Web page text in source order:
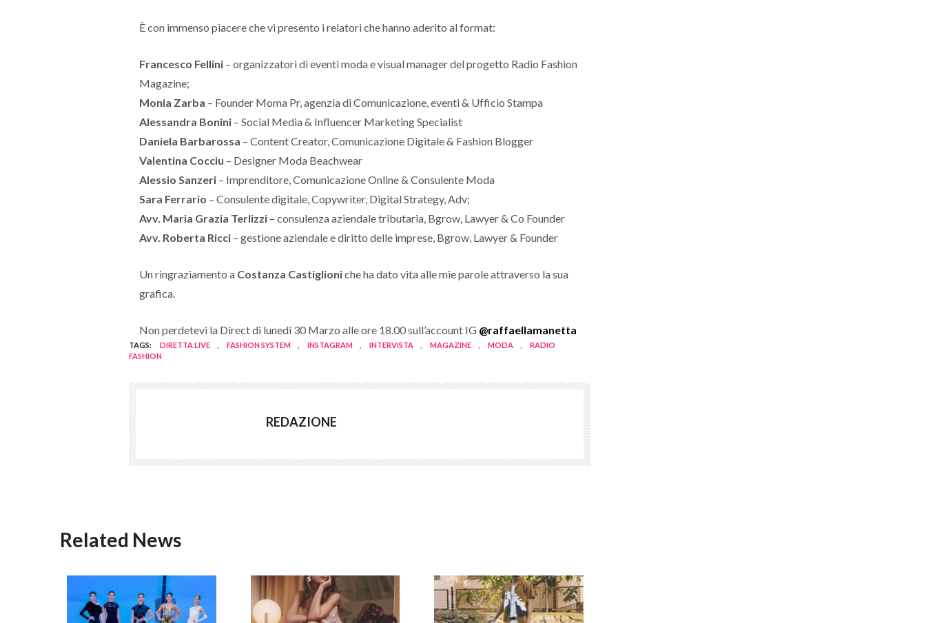
È con immenso piacere che vi presento i relatori che hanno aderito al format:
Francesco Fellini – organizzatori di eventi moda e visual manager del progetto Radio Fashion
Magazine;
Monia Zarba – Founder Moma Pr, agenzia di Comunicazione, eventi & Ufficio Stampa
Alessandra Bonini – Social Media & Influencer Marketing Specialist
Daniela Barbarossa – Content Creator, Comunicazione Digitale & Fashion Blogger
Valentina Cocciu – Designer Moda Beachwear
Alessio Sanzeri – Imprenditore, Comunicazione Online & Consulente Moda
Sara Ferrario – Consulente digitale, Copywriter, Digital Strategy, Adv;
Avv. Maria Grazia Terlizzi – consulenza aziendale tributaria, Bgrow, Lawyer & Co Founder
Avv. Roberta Ricci – gestione aziendale e diritto delle imprese, Bgrow, Lawyer & Founder
Un ringraziamento a Costanza Castiglioniche ha dato vita alle mie parole attraverso la sua
grafica.
Non perdetevi la Direct di lunedì 30 Marzo alle ore 18.00 sull’account IG @raffaellamanetta
TAGS: DIRETTA LIVE FASHION SYSTEM INSTAGRAM INTERVISTA MAGAZINE MODA
RADIO
FASHION
REDAZIONE
Related News